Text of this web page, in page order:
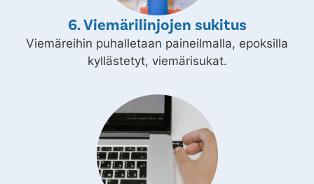
6. Viemärilinjojen sukitus
Viemäreihin puhalletaan paineilmalla, epoksilla
kyllästetyt, viemärisukat.